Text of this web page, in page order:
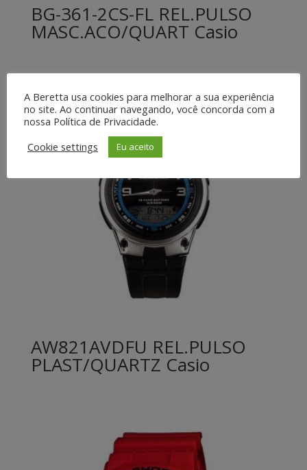
BG-361-2CS-FL REL.PULSO
MASC.ACO/QUART Casio
AW821AVDFU REL.PULSO
PLAST/QUARTZ Casio
A Beretta usa cookies para melhorar a sua experiência
no site. Ao continuar navegando, você concorda com a
nossa Política de Privacidade.
Cookie settings
Eu aceito